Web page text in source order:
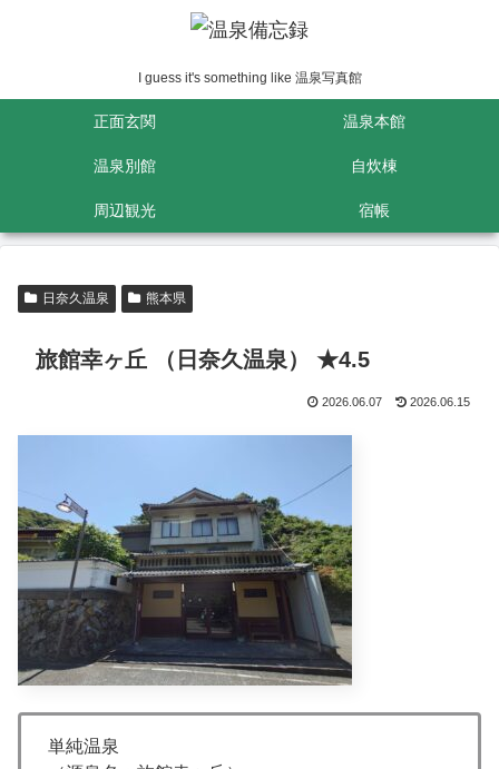
I guess it's something like 温泉写真館
正面玄関 温泉本館
温泉別館 自炊棟
周辺観光 宿帳
日奈久温泉 熊本県
旅館幸ヶ丘 （日奈久温泉） ★4.5
2026.06.07 2026.06.15
単純温泉